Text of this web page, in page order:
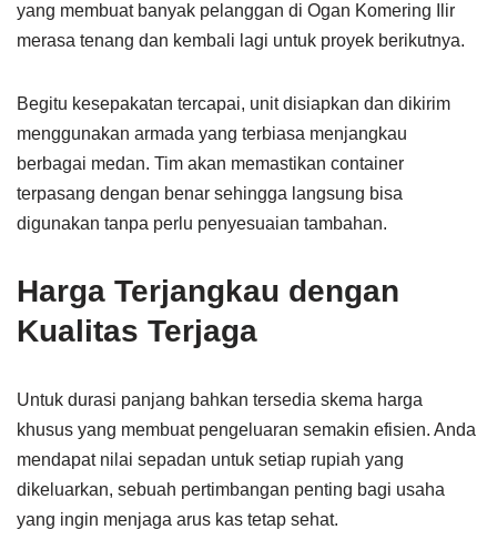
yang membuat banyak pelanggan di Ogan Komering Ilir
merasa tenang dan kembali lagi untuk proyek berikutnya.
Begitu kesepakatan tercapai, unit disiapkan dan dikirim
menggunakan armada yang terbiasa menjangkau
berbagai medan. Tim akan memastikan container
terpasang dengan benar sehingga langsung bisa
digunakan tanpa perlu penyesuaian tambahan.
Harga Terjangkau dengan
Kualitas Terjaga
Untuk durasi panjang bahkan tersedia skema harga
khusus yang membuat pengeluaran semakin efisien. Anda
mendapat nilai sepadan untuk setiap rupiah yang
dikeluarkan, sebuah pertimbangan penting bagi usaha
yang ingin menjaga arus kas tetap sehat.